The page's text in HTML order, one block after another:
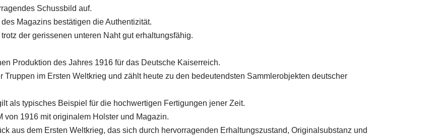
Schussbild auf.
Magazins bestätigen die Authentizität.
der gerissenen unteren Naht gut erhaltungsfähig.
Produktion des Jahres 1916 für das Deutsche Kaiserreich.
im Ersten Weltkrieg und zählt heute zu den bedeutendsten Sammlerobjekten deutscher
als typisches Beispiel für die hochwertigen Fertigungen jener Zeit.
von 1916 mit originalem Holster und Magazin.
aus dem Ersten Weltkrieg, das sich durch hervorragenden Erhaltungszustand, Originalsubstanz und